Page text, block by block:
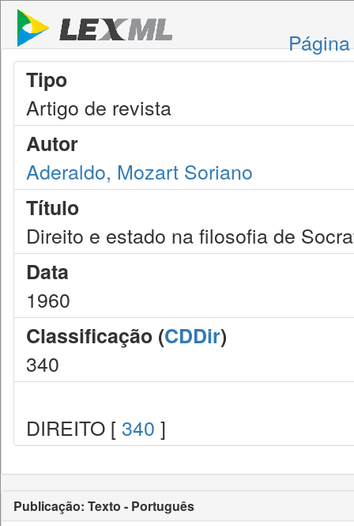
Tipo
Artigo de revista
Autor
Aderaldo, Mozart Soriano
Título
Direito e estado na filosofia de
Data
1960
Classificação (CDDir)
340
DIREITO [ 340 ]
Publicação: Texto - Português